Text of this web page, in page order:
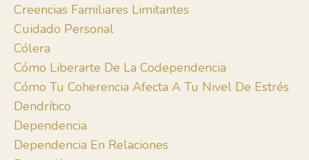
Creencias Familiares Limitantes
Cuidado Personal
Cólera
Cómo Liberarte De La Codependencia
Cómo Tu Coherencia Afecta A Tu Nivel De Estrés
Dendrítico
Dependencia
Dependencia En Relaciones